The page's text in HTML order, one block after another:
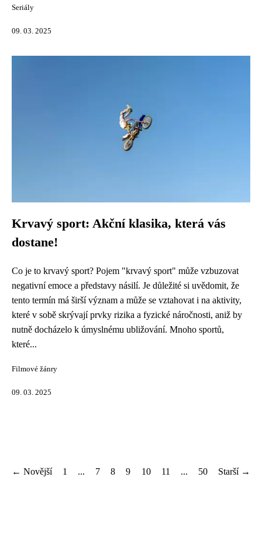
Seriály
09. 03. 2025
Krvavý sport: Akční klasika, která vás
dostane!
Co je to krvavý sport? Pojem "krvavý sport" může vzbuzovat
negativní emoce a představy násilí. Je důležité si uvědomit, že
tento termín má širší význam a může se vztahovat i na aktivity,
které v sobě skrývají prvky rizika a fyzické náročnosti, aniž by
nutně docházelo k úmyslnému ubližování. Mnoho sportů,
které...
Filmové žánry
09. 03. 2025
← Novější 1 ... 7 8 9 10 11 ... 50 Starší →